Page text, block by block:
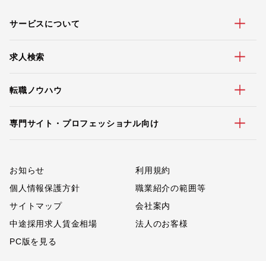
サービスについて
求人検索
転職ノウハウ
専門サイト・プロフェッショナル向け
お知らせ
利用規約
個人情報保護方針
職業紹介の範囲等
サイトマップ
会社案内
中途採用求人賃金相場
法人のお客様
PC版を見る